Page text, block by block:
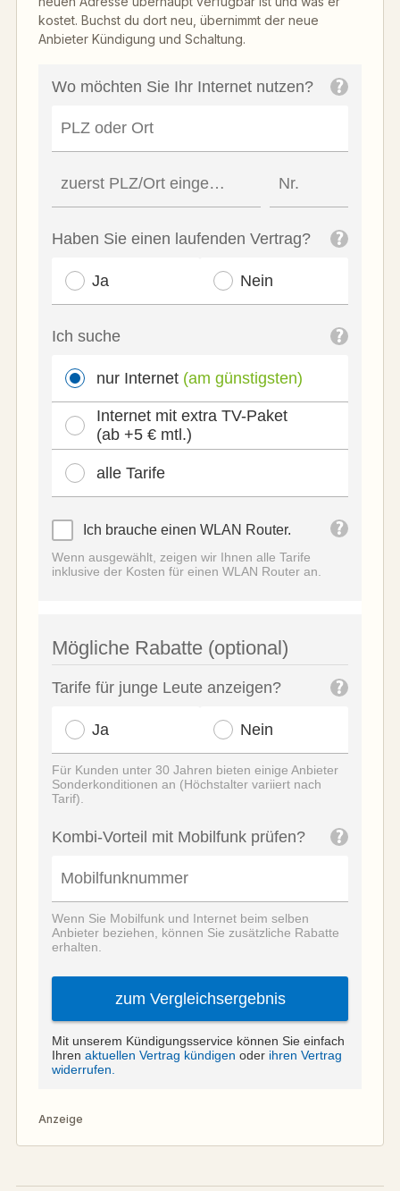
kostet. Buchst du dort neu, übernimmt der neue
Anbieter Kündigung und Schaltung.
Anzeige